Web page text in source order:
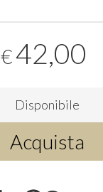
€42,00
Disponibile
Acquista